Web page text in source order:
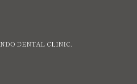
DENTAL CLINIC.